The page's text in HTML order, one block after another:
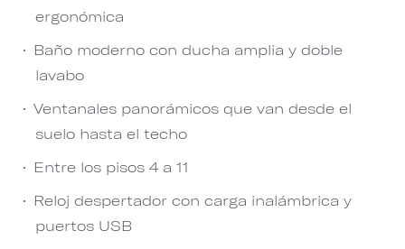
ergonómica
Baño moderno con ducha amplia y doble
lavabo
Ventanales panorámicos que van desde el
suelo hasta el techo
Entre los pisos 4 a 11
Reloj despertador con carga inalámbrica y
puertos USB